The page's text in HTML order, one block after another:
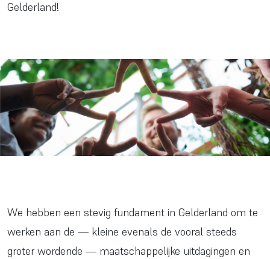
Gelderland!
We hebben een stevig fundament in Gelderland om te
werken aan de — kleine evenals de vooral steeds
groter wordende — maatschappelijke uitdagingen en